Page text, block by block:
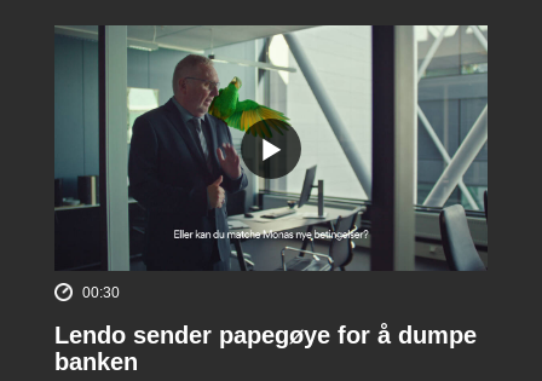
00:30
Lendo sender papegøye for å dumpe
banken